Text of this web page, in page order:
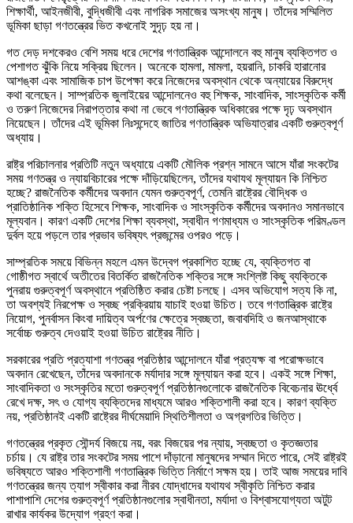
শিক্ষার্থী, আইনজীবী, বুদ্ধিজীবী এবং নাগরিক সমাজের অসংখ্য মানুষ। তাঁদের সম্মিলিত
ভূমিকা ছাড়া গণতন্ত্রের ভিত কখনোই সুদৃঢ় হয় না।
গত দেড় দশকেরও বেশি সময় ধরে দেশের গণতান্ত্রিক আন্দোলনে বহু মানুষ ব্যক্তিগত ও
পেশাগত ঝুঁকি নিয়ে সক্রিয় ছিলেন। অনেকে হামলা, মামলা, হয়রানি, চাকরি হারানোর
আশঙ্কা এবং সামাজিক চাপ উপেক্ষা করে নিজেদের অবস্থান থেকে অন্যায়ের বিরুদ্ধে
কথা বলেছেন। সাম্প্রতিক জুলাইয়ের আন্দোলনেও বহু শিক্ষক, সাংবাদিক, সাংস্কৃতিক কর্মী
ও তরুণ নিজেদের নিরাপত্তার কথা না ভেবে গণতান্ত্রিক অধিকারের পক্ষে দৃঢ় অবস্থান
নিয়েছেন। তাঁদের এই ভূমিকা নিঃসন্দেহে জাতির গণতান্ত্রিক অভিযাত্রার একটি গুরুত্বপূর্ণ
অধ্যায়।
রাষ্ট্র পরিচালনার প্রতিটি নতুন অধ্যায়ে একটি মৌলিক প্রশ্ন সামনে আসে যাঁরা সংকটের
সময় গণতন্ত্র ও ন্যায়বিচারের পক্ষে দাঁড়িয়েছিলেন, তাঁদের যথাযথ মূল্যায়ন কি নিশ্চিত
হচ্ছে? রাজনৈতিক কর্মীদের অবদান যেমন গুরুত্বপূর্ণ, তেমনি রাষ্ট্রের বৌদ্ধিক ও
প্রাতিষ্ঠানিক শক্তি হিসেবে শিক্ষক, সাংবাদিক ও সাংস্কৃতিক কর্মীদের অবদানও সমানভাবে
মূল্যবান। কারণ একটি দেশের শিক্ষা ব্যবস্থা, স্বাধীন গণমাধ্যম ও সাংস্কৃতিক পরিমণ্ডল
দুর্বল হয়ে পড়লে তার প্রভাব ভবিষ্যৎ প্রজন্মের ওপরও পড়ে।
সাম্প্রতিক সময়ে বিভিন্ন মহলে এমন উদ্বেগ প্রকাশিত হচ্ছে যে, ব্যক্তিগত বা
গোষ্ঠীগত স্বার্থে অতীতের বিতর্কিত রাজনৈতিক শক্তির সঙ্গে সংশ্লিষ্ট কিছু ব্যক্তিকে
পুনরায় গুরুত্বপূর্ণ অবস্থানে প্রতিষ্ঠিত করার চেষ্টা চলছে। এসব অভিযোগ সত্য কি না,
তা অবশ্যই নিরপেক্ষ ও স্বচ্ছ প্রক্রিয়ায় যাচাই হওয়া উচিত। তবে গণতান্ত্রিক রাষ্ট্রে
নিয়োগ, পুনর্বাসন কিংবা দায়িত্ব অর্পণের ক্ষেত্রে স্বচ্ছতা, জবাবদিহি ও জনআস্থাকে
সর্বোচ্চ গুরুত্ব দেওয়াই হওয়া উচিত রাষ্ট্রের নীতি।
সরকারের প্রতি প্রত্যাশা গণতন্ত্র প্রতিষ্ঠার আন্দোলনে যাঁরা প্রত্যক্ষ বা পরোক্ষভাবে
অবদান রেখেছেন, তাঁদের অবদানকে মর্যাদার সঙ্গে মূল্যায়ন করা হবে। একই সঙ্গে শিক্ষা,
সাংবাদিকতা ও সংস্কৃতির মতো গুরুত্বপূর্ণ প্রতিষ্ঠানগুলোকে রাজনৈতিক বিবেচনার ঊর্ধ্বে
রেখে দক্ষ, সৎ ও যোগ্য ব্যক্তিদের মাধ্যমে আরও শক্তিশালী করা হবে। কারণ ব্যক্তি
নয়, প্রতিষ্ঠানই একটি রাষ্ট্রের দীর্ঘমেয়াদি স্থিতিশীলতা ও অগ্রগতির ভিত্তি।
গণতন্ত্রের প্রকৃত সৌন্দর্য বিজয়ে নয়, বরং বিজয়ের পর ন্যায়, স্বচ্ছতা ও কৃতজ্ঞতার
চর্চায়। যে রাষ্ট্র তার সংকটের সময় পাশে দাঁড়ানো মানুষদের সম্মান দিতে পারে, সেই রাষ্ট্রই
ভবিষ্যতে আরও শক্তিশালী গণতান্ত্রিক ভিত্তি নির্মাণে সক্ষম হয়। তাই আজ সময়ের দাবি
গণতন্ত্রের জন্য ত্যাগ স্বীকার করা নীরব যোদ্ধাদের যথাযথ স্বীকৃতি নিশ্চিত করার
পাশাপাশি দেশের গুরুত্বপূর্ণ প্রতিষ্ঠানগুলোর স্বাধীনতা, মর্যাদা ও বিশ্বাসযোগ্যতা অটুট
রাখার কার্যকর উদ্যোগ গ্রহণ করা।